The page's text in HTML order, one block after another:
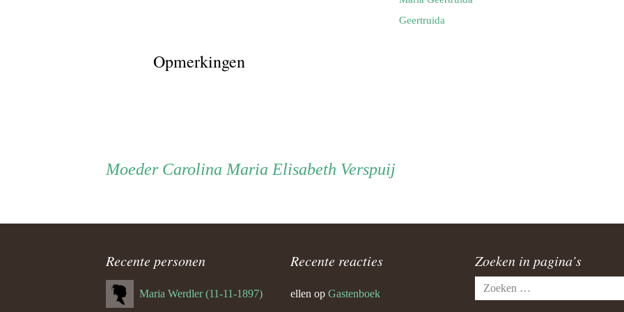
Geertruida
Opmerkingen
Persoon
ouder
navigatie
Moeder Moeder
Carolina Maria Elisabeth Verspuij
Recente personen
Maria Werdler (11-11-1897)
Recente reacties
ellen op Gastenboek
Zoeken in pagina’s
Zoeken
naar: